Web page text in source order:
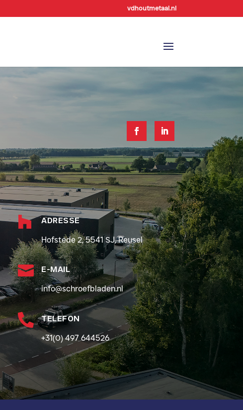
vdhoutmetaal.nl
 ADRESSE
Hofstede 2, 5541 SJ, Reusel
 E-MAIL
info@schroefbladen.nl
 TELEFON
+31(0) 497 644526